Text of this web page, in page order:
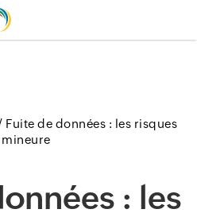
Fuite de données : les risques
mineure
: les